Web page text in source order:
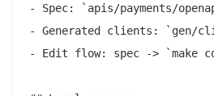
- Spec: `apis/payments/
- Generated clients: `gen/
- Edit flow: spec -> `make